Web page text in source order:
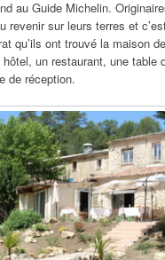
au Guide Michelin.
revenir sur leurs terres et
qu’ils ont trouvé la maison
un restaurant, une table
de réception.